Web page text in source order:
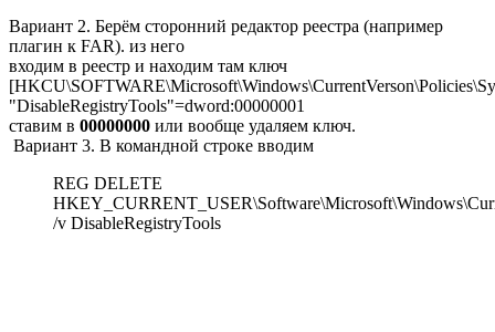
Вариант 2. Берём сторонний редактор реестра (например
плагин к FAR). из него
входим в реестр и находим там ключ
"DisableRegistryTools"=dword:00000001
ставим в 00000000 или вообще удаляем ключ.
Вариант 3. В командной строке вводим
REG DELETE
/v DisableRegistryTools